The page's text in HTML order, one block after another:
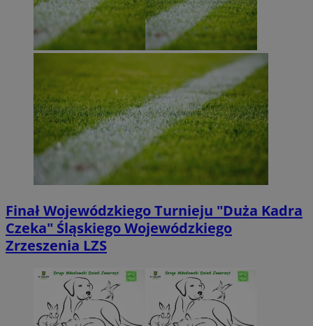
Finał Wojewódzkiego Turnieju "Duża Kadra
Czeka" Śląskiego Wojewódzkiego
Zrzeszenia LZS